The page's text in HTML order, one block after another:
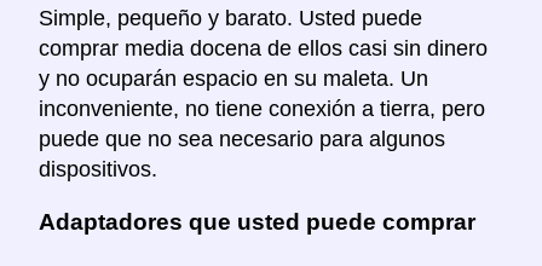
Simple, pequeño y barato. Usted puede
comprar media docena de ellos casi sin dinero
y no ocuparán espacio en su maleta. Un
inconveniente, no tiene conexión a tierra, pero
puede que no sea necesario para algunos
dispositivos.
Adaptadores que usted puede comprar